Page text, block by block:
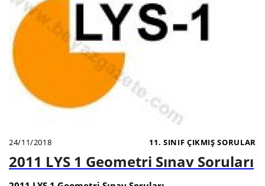
24/11/2018 11. SINIF ÇIKMIŞ SORULAR
2011 LYS 1 Geometri Sınav Soruları